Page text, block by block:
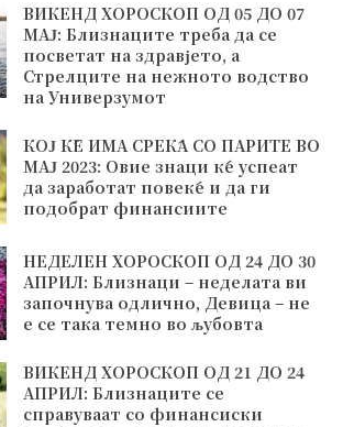
ВИКЕНД ХОРОСКОП ОД 05 ДО 07
МАЈ: Близнаците треба да се
посветат на здравјето, а
Стрелците на нежното водство
на Универзумот
КОЈ ЌЕ ИМА СРЕЌА СО ПАРИТЕ ВО
МАЈ 2023: Овие знаци ќе успеат
да заработат повеќе и да ги
подобрат финансиите
НЕДЕЛЕН ХОРОСКОП ОД 24 ДО 30
АПРИЛ: Близнаци – неделата ви
започнува одлично, Девица – не
е се така темно во љубовта
ВИКЕНД ХОРОСКОП ОД 21 ДО 24
АПРИЛ: Близнаците се
справуваат со финансиски